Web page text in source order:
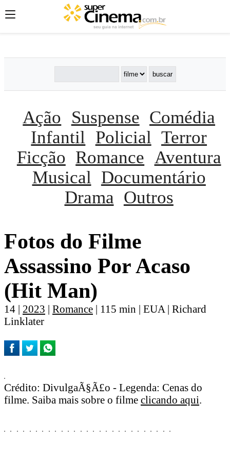
';';
Ação Suspense Comédia
Infantil
Policial Terror
Ficção Romance Aventura
Musical
Documentário
Drama Outros
Fotos do Filme
Assassino Por Acaso
(Hit Man)
14 | 2023 | Romance | 115 min | EUA | Richard
Linklater
Crédito: DivulgaÃ§Ã£o - Legenda: Cenas do
filme. Saiba mais sobre o filme clicando aqui.